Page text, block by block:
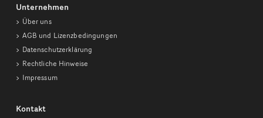
Unternehmen
Über uns
AGB und Lizenzbedingungen
Datenschutzerklärung
Rechtliche Hinweise
Impressum
Kontakt